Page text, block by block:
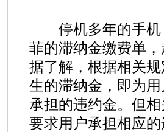
停机多年的手机
菲的滞纳金缴费单
据了解，根据相关
生的滞纳金，即为
承担的违约金。但
要求用户承担相应